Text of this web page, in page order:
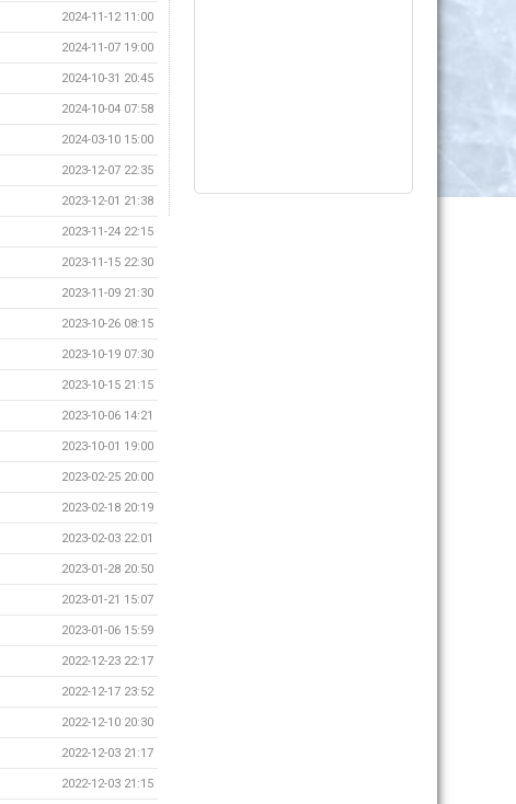
2024-11-12 11:00
2024-11-07 19:00
2024-10-31 20:45
2024-10-04 07:58
2024-03-10 15:00
2023-12-07 22:35
2023-12-01 21:38
2023-11-24 22:15
2023-11-15 22:30
2023-11-09 21:30
2023-10-26 08:15
2023-10-19 07:30
2023-10-15 21:15
2023-10-06 14:21
2023-10-01 19:00
2023-02-25 20:00
2023-02-18 20:19
2023-02-03 22:01
2023-01-28 20:50
2023-01-21 15:07
2023-01-06 15:59
2022-12-23 22:17
2022-12-17 23:52
2022-12-10 20:30
2022-12-03 21:17
2022-12-03 21:15